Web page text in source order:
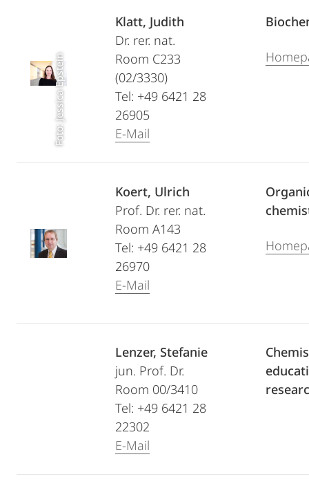
Foto: Jessica Epstein
Klatt, Judith
Dr. rer. nat.
Room C233
(02/3330)
Tel: +49 6421 28
26905
E-Mail
Koert, Ulrich
Prof. Dr. rer. nat.
Room A143
Tel: +49 6421 28
26970
E-Mail
Lenzer, Stefanie
jun. Prof. Dr.
Room 00/3410
Tel: +49 6421 28
22302
E-Mail